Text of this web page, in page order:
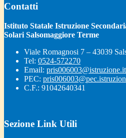
Contatti
Istituto Statale Istruzione
Solari Salsomaggiore Terme
Viale Romagnosi 7 – 43039
Tel: 0524-572270
Email: pris006003@istruzione.it
PEC:
C.F.: 91042640341
Sezione Link Utili